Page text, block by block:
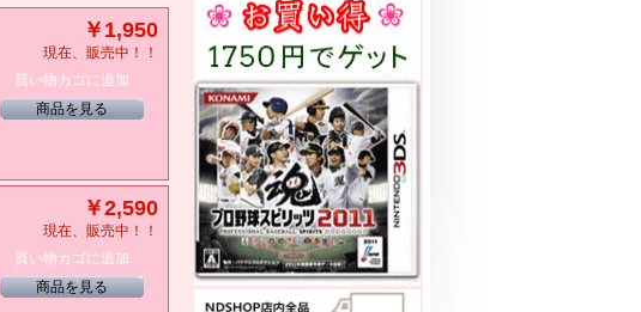
￥1,950
現在、販売中！！
買い物カゴに追加
商品を見る
￥2,590
現在、販売中！！
買い物カゴに追加
商品を見る